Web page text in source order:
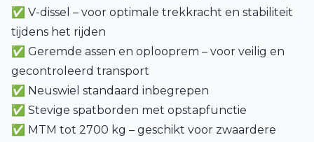
✅ V-dissel – voor optimale trekkracht en stabiliteit
tijdens het rijden
✅ Geremde assen en oplooprem – voor veilig en
gecontroleerd transport
✅ Neuswiel standaard inbegrepen
✅ Stevige spatborden met opstapfunctie
✅ MTM tot 2700 kg – geschikt voor zwaardere